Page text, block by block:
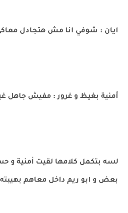
ايان : شوفي انا مش هتجادل
أمنية بغيظ و غرور : مفيش جاهل
لسه بتكمل كلامها لقيت أمنية و
بعض و ابو ريم داخل معاهم بهيبته